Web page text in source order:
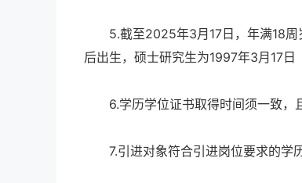
5.截至2025年3月17日，年满18周
后出生，硕士研究生为1997年3月17日
6.学历学位证书取得时间须一致，
7.引进对象符合引进岗位要求的学历